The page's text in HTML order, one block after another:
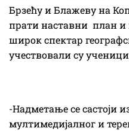
Брзећу и Блажеву на
прати наставни план и
широк спектар
учествовали су
-Надметање се састоји
мултимедијалног и